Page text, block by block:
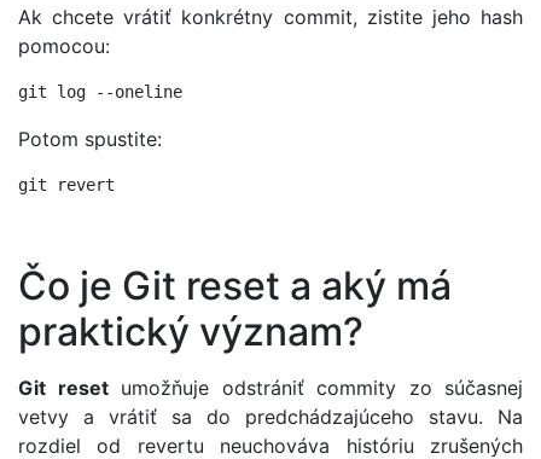
Ak chcete vrátiť konkrétny commit, zistite jeho hash
pomocou:
Potom spustite:
git revert
Čo je Git reset a aký má
praktický význam?
Git resetumožňuje odstrániť commity zo súčasnej
vetvy a vrátiť sa do predchádzajúceho stavu. Na
rozdiel od revertu neuchováva históriu zrušených